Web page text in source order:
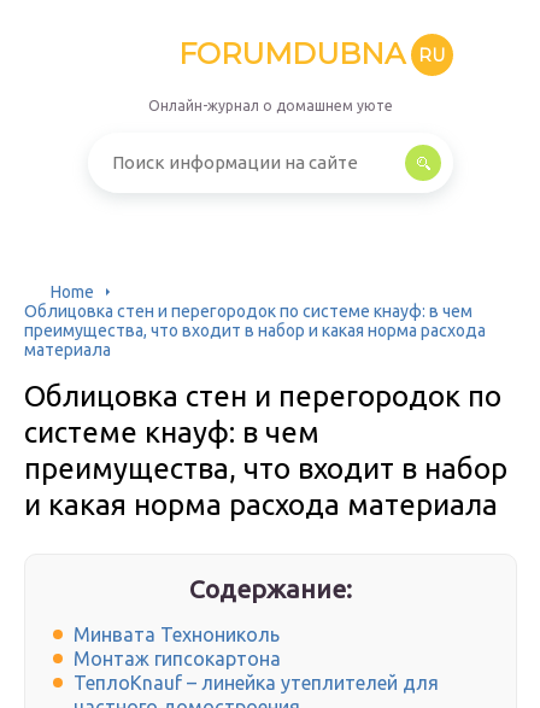
FORUMDUBNA RU
Онлайн-журнал о домашнем уюте
Home
Облицовка стен и перегородок по системе кнауф: в чем
преимущества, что входит в набор и какая норма расхода
материала
Облицовка стен и перегородок по
системе кнауф: в чем
преимущества, что входит в набор
и какая норма расхода материала
Содержание:
Минвата Технониколь
Монтаж гипсокартона
ТеплоKnauf – линейка утеплителей для